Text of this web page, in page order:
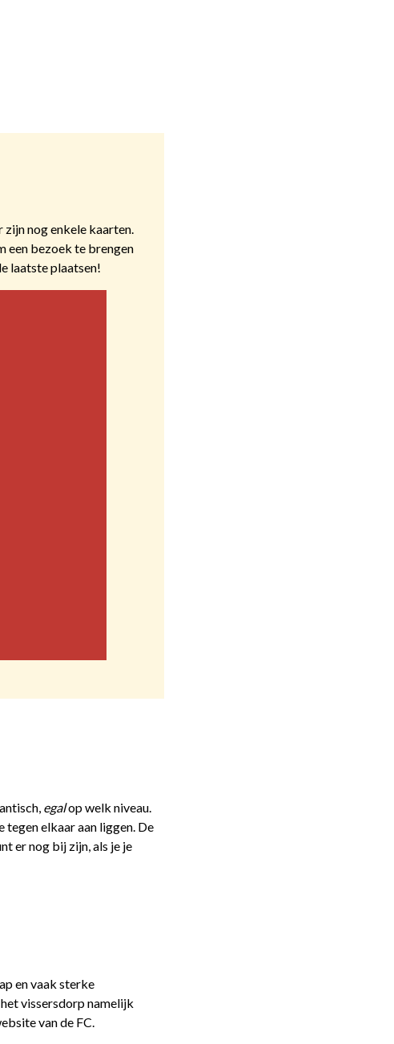
zijn nog enkele kaarten.
een bezoek te brengen
laatste plaatsen!
egalop welk niveau.
tegen elkaar aan liggen. De
er nog bij zijn, als je je
en vaak sterke
vissersdorp namelijk
van de FC.